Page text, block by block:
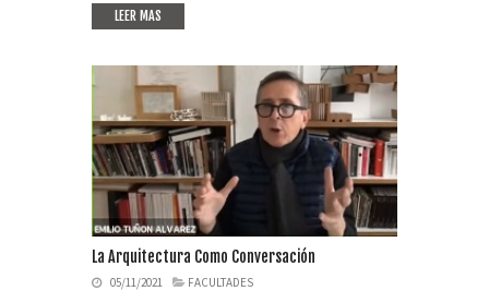
LEER MAS
La Arquitectura Como Conversación
05/11/2021 FACULTADES